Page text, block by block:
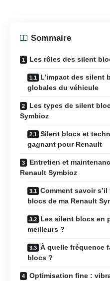
Sommaire
Les rôles des silent
L’impact des silent
globales du véhicule
Les types de silent
Symbioz
Silent blocs et
gagnant pour Renault
Entretien et
Renault Symbioz
Comment savoir
blocs de ma Renault
Les silent blocs en
meilleurs ?
À quelle fréquence
blocs ?
Optimisation fine :